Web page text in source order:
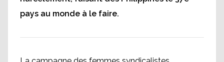
pays au monde à le faire.